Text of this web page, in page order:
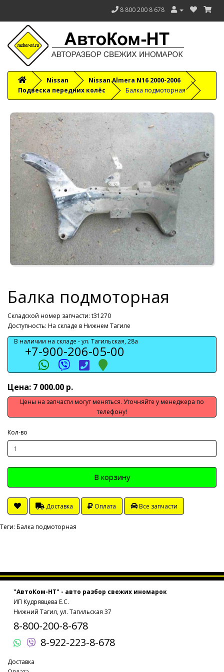
8 800 200 8 678
Nissan
Nissan Almera N16 2000-2006
Подвеска передних колёс
Балка подмоторная
Балка подмоторная
Складской номер запчасти: t31270
Доступность: На складе в Нижнем Тагиле
В наличии на складе -ул. Тагильская, 28а
+7-900-206-05-00
Цена: 7 000.00 р.
Цены на запчасти могут меняться. Уточняйте у менеджера по
телефону!
Кол-во
В корзину
Доставка Оплата Все запчасти
Теги: Балка подмоторная
"АвтоКом-НТ" - авто разбор свежих иномарок
ИП Кудрявцева Е.С.
Нижний Тагил, ул. Тагильская 37
8-800-200-8-678
8-922-223-8-678
Доставка